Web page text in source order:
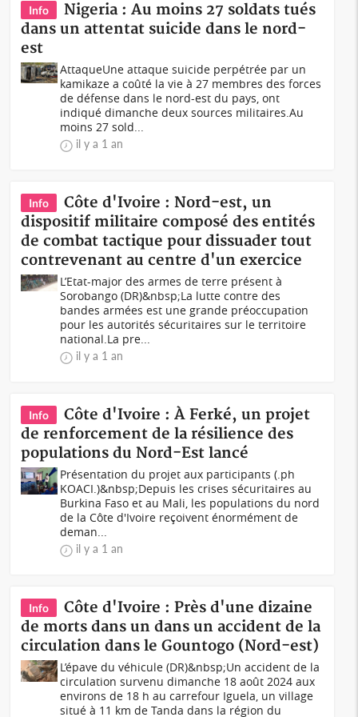
Info
Nigeria : Au moins 27 soldats tués
dans un attentat suicide dans le nord-
est
AttaqueUne attaque suicide perpétrée par un
kamikaze a coûté la vie à 27 membres des forces
de défense dans le nord-est du pays, ont
indiqué dimanche deux sources militaires.Au
moins 27 sold...
il y a 1 an
Info
Côte d'Ivoire : Nord-est, un
dispositif militaire composé des entités
de combat tactique pour dissuader tout
contrevenant au centre d'un exercice
L’Etat-major des armes de terre présent à
Sorobango (DR)&nbsp;La lutte contre des
bandes armées est une grande préoccupation
pour les autorités sécuritaires sur le territoire
national.La pre...
il y a 1 an
Info
Côte d'Ivoire : À Ferké, un projet
de renforcement de la résilience des
populations du Nord-Est lancé
Présentation du projet aux participants (.ph
KOACI.)&nbsp;Depuis les crises sécuritaires au
Burkina Faso et au Mali, les populations du nord
de la Côte d'Ivoire reçoivent énormément de
deman...
il y a 1 an
Info
Côte d'Ivoire : Près d'une dizaine
de morts dans un dans un accident de la
circulation dans le Gountogo (Nord-est)
L’épave du véhicule (DR)&nbsp;Un accident de la
circulation survenu dimanche 18 août 2024 aux
environs de 18 h au carrefour Iguela, un village
situé à 11 km de Tanda dans la région du